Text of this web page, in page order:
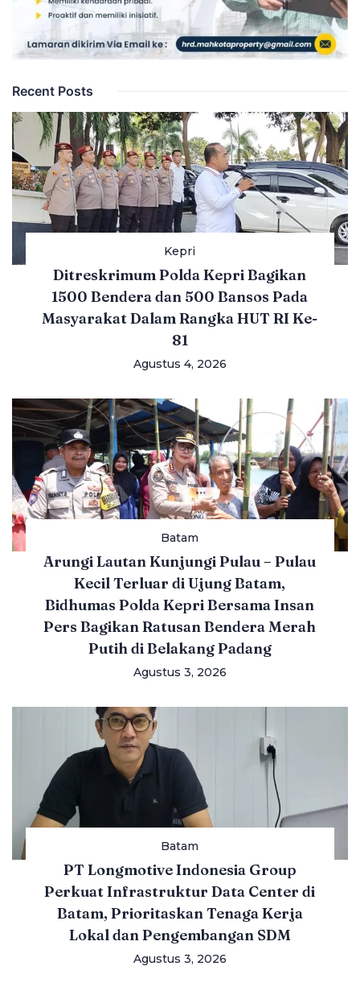
Recent Posts
Kepri
Ditreskrimum Polda Kepri Bagikan
1500 Bendera dan 500 Bansos Pada
Masyarakat Dalam Rangka HUT RI Ke-
81
Agustus 4, 2026
Batam
Arungi Lautan Kunjungi Pulau – Pulau
Kecil Terluar di Ujung Batam,
Bidhumas Polda Kepri Bersama Insan
Pers Bagikan Ratusan Bendera Merah
Putih di Belakang Padang
Agustus 3, 2026
Batam
PT Longmotive Indonesia Group
Perkuat Infrastruktur Data Center di
Batam, Prioritaskan Tenaga Kerja
Lokal dan Pengembangan SDM
Agustus 3, 2026